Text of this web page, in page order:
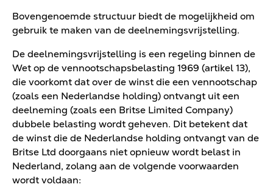
Bovengenoemde structuur biedt de mogelijkheid om
gebruik te maken van de deelnemingsvrijstelling.
De deelnemingsvrijstelling is een regeling binnen de
Wet op de vennootschapsbelasting 1969 (artikel 13),
die voorkomt dat over de winst die een vennootschap
(zoals een Nederlandse holding) ontvangt uit een
deelneming (zoals een Britse Limited Company)
dubbele belasting wordt geheven. Dit betekent dat
de winst die de Nederlandse holding ontvangt van de
Britse Ltd doorgaans niet opnieuw wordt belast in
Nederland, zolang aan de volgende voorwaarden
wordt voldaan: